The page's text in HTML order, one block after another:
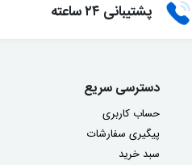
پشتیبانی ۲۴ ساعته
دسترسی سریع
حساب کاربری
پیگیری سفارشات
سبد خرید